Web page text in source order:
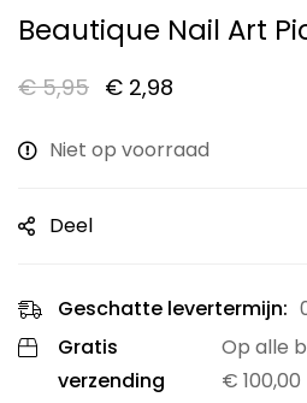
Beautique Nail Art
€5,95 € 2,98
Niet op voorraad
Deel
Geschatte levertermijn:
Gratis
verzending
Op alle
€ 100,00